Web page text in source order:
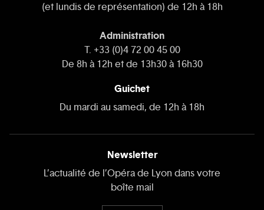
(et lundis de représentation) de 12h à 18h
Administration
T. +33 (0)4 72 00 45 00
De 8h à 12h et de 13h30 à 16h30
Guichet
Du mardi au samedi, de 12h à 18h
Newsletter
L’actualité de l’Opéra de Lyon dans votre
boîte mail